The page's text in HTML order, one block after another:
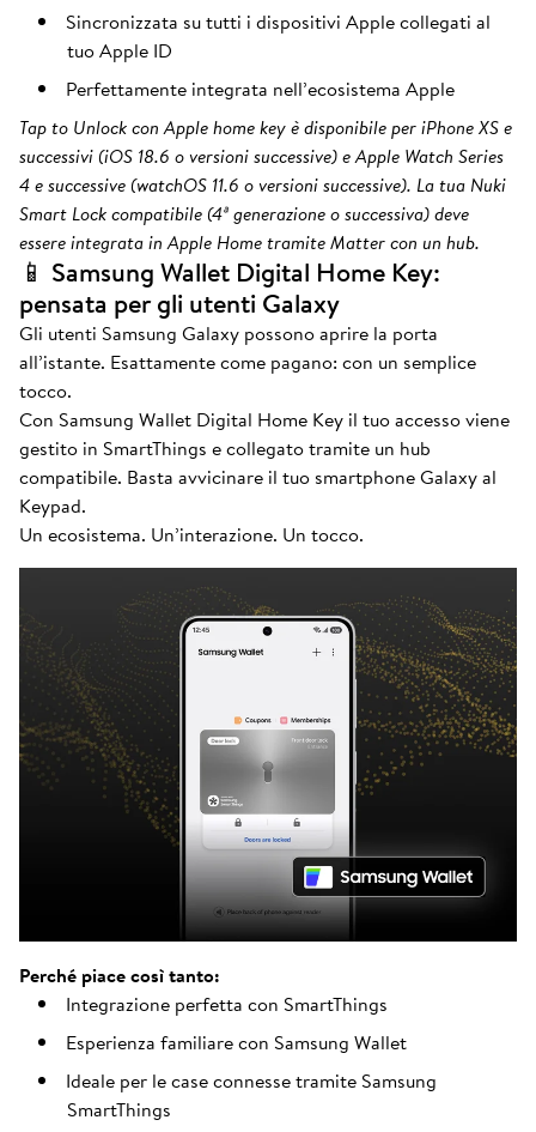
Sincronizzata su tutti i dispositivi Apple collegati al
tuo Apple ID
Perfettamente integrata nell’ecosistema Apple
Tap to Unlock con Apple home key è disponibile per iPhone XS e
successivi (iOS 18.6 o versioni successive) e Apple Watch Series
4 e successive (watchOS 11.6 o versioni successive). La tua Nuki
Smart Lock compatibile (4ª generazione o successiva) deve
essere integrata in Apple Home tramite Matter con un hub.
📱 Samsung Wallet Digital Home Key:
pensata per gli utenti Galaxy
Gli utenti Samsung Galaxy possono aprire la porta
all’istante. Esattamente come pagano: con un semplice
tocco.
Con Samsung Wallet Digital Home Key il tuo accesso viene
gestito in SmartThings e collegato tramite un hub
compatibile. Basta avvicinare il tuo smartphone Galaxy al
Keypad.
Un ecosistema. Un’interazione. Un tocco.
Perché piace così tanto:
Integrazione perfetta con SmartThings
Esperienza familiare con Samsung Wallet
Ideale per le case connesse tramite Samsung
SmartThings